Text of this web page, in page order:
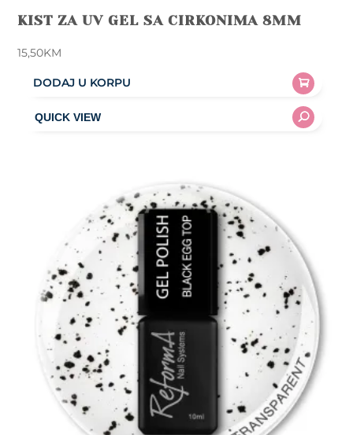
KIST ZA UV GEL SA CIRKONIMA 8MM
15,50KM
DODAJ U KORPU